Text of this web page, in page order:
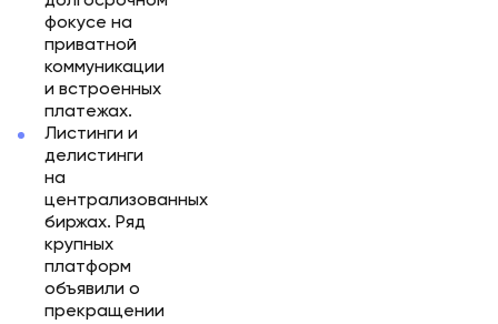
фокусе на
приватной
коммуникации
и встроенных
платежах.
Листинги и
делистинги
на
централизованных
биржах. Ряд
крупных
платформ
объявили о
прекращении